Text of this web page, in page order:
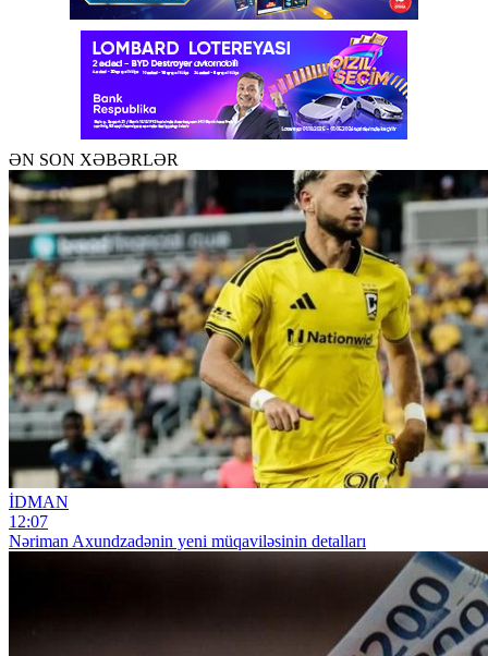
ƏN SON XƏBƏRLƏR
İDMAN
12:07
Nəriman Axundzadənin yeni müqaviləsinin detalları